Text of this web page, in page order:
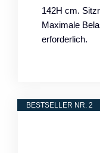
142H cm.
Maximale
erforderlich.
BESTSELLER NR. 2